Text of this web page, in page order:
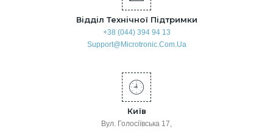
Відділ Технічної Підтримки
+38 (044) 394 94 13
Support@microtronic.com.ua
Київ
Вул. Голосіївська 17,